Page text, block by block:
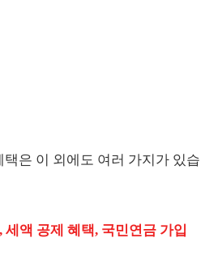
은 이 외에도 여러 가지가 있습
세액 공제 혜택, 국민연금 가입